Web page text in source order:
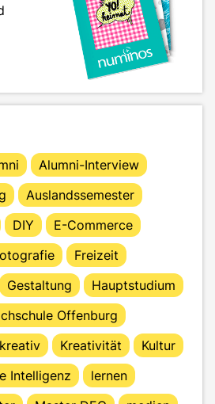
Alumni-Interview
Auslandssemester
DIY
E-Commerce
Freizeit
Gestaltung
Hauptstudium
Offenburg
kreativ Kreativität
Kultur
Intelligenz
lernen